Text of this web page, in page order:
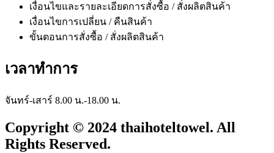
เงื่อนไขและรายละเอียดการสั่งซื้อ / สั่งผลิตสินค้า
เงื่อนไขการเปลี่ยน / คืนสินค้า
ขั้นตอนการสั่งซื้อ / สั่งผลิตสินค้า
เวลาทำการ
จันทร์-เสาร์ 8.00 น.-18.00 น.
Copyright © 2024 thaihoteltowel. All
Rights Reserved.